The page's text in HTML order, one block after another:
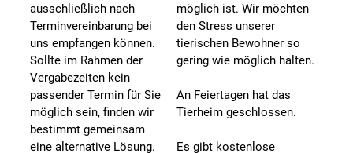
ausschließlich nach
Terminvereinbarung bei
uns empfangen können.
Sollte im Rahmen der
Vergabezeiten kein
passender Termin für Sie
möglich sein, finden wir
bestimmt gemeinsam
eine alternative Lösung.
möglich ist. Wir möchten
den Stress unserer
tierischen Bewohner so
gering wie möglich halten.
An Feiertagen hat das
Tierheim geschlossen.
Es gibt kostenlose